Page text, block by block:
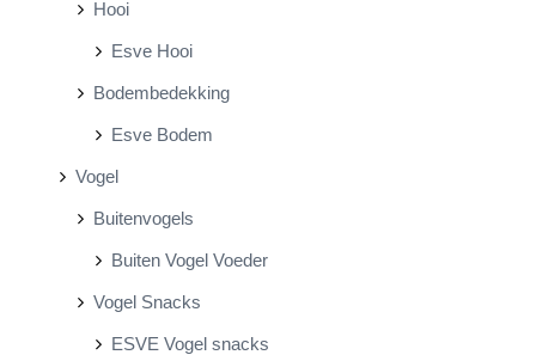
Hooi
Esve Hooi
Bodembedekking
Esve Bodem
Vogel
Buitenvogels
Buiten Vogel Voeder
Vogel Snacks
ESVE Vogel snacks